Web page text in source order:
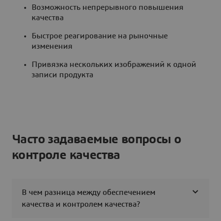
Возможность непрерывного повышения
качества
Быстрое реагирование на рыночные
изменения
Привязка нескольких изображений к одной
записи продукта
Часто задаваемые вопросы о
контроле качества
В чем разница между обеспечением
качества и контролем качества?